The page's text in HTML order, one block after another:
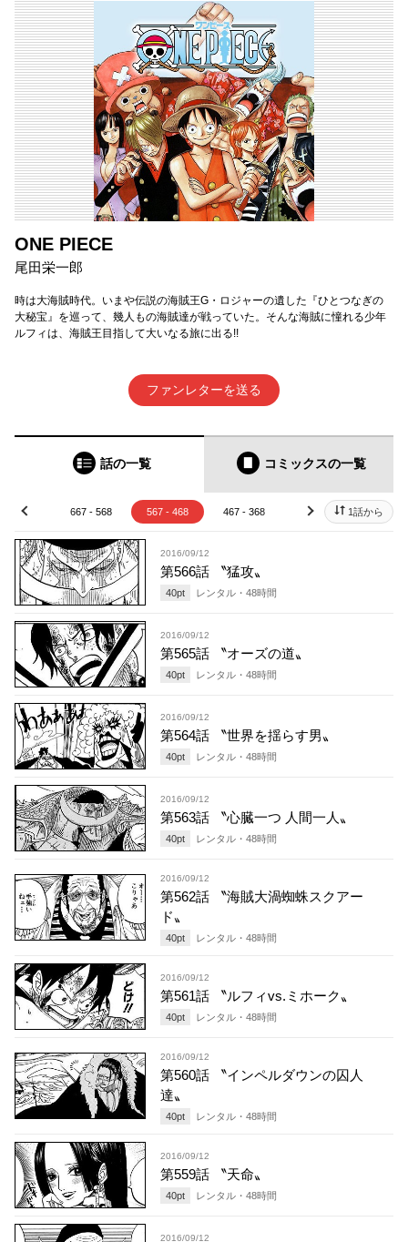
ONE PIECE
尾田栄一郎
時は大海賊時代。いまや伝説の海賊王G・ロジャーの遺した『ひとつなぎの
大秘宝』を巡って、幾人もの海賊達が戦っていた。そんな海賊に憧れる少年
ルフィは、海賊王目指して大いなる旅に出る!!
ファンレターを送る
話の一覧 コミックスの一覧
- 668 667 - 568 567 - 468 467 - 368 367 - 268 267 -
prev next 1話から
2016/09/12
第566話 〝猛攻〟
40pt レンタル・ 48時間
2016/09/12
第565話 〝オーズの道〟
40pt レンタル・ 48時間
2016/09/12
第564話 〝世界を揺らす男〟
40pt レンタル・ 48時間
2016/09/12
第563話 〝心臓一つ 人間一人〟
40pt レンタル・ 48時間
2016/09/12
第562話 〝海賊大渦蜘蛛スクアー
ド〟
40pt レンタル・ 48時間
2016/09/12
第561話 〝ルフィvs.ミホーク〟
40pt レンタル・ 48時間
2016/09/12
第560話 〝インペルダウンの囚人
達〟
40pt レンタル・ 48時間
2016/09/12
第559話 〝天命〟
40pt レンタル・ 48時間
2016/09/12